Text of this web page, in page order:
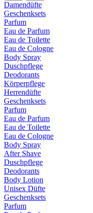
Damendüfte
Geschenksets
Parfum
Eau de Parfum
Eau de Toilette
Eau de Cologne
Body Spray
Duschpflege
Deodorants
Körperpflege
Herrendüfte
Geschenksets
Parfum
Eau de Parfum
Eau de Toilette
Eau de Cologne
Body Spray
After Shave
Duschpflege
Deodorants
Body Lotion
Unisex Düfte
Geschenksets
Parfum